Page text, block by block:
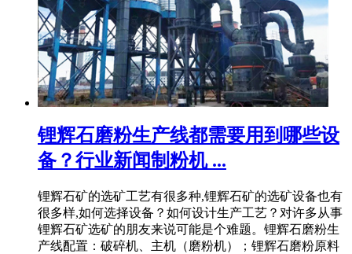
锂辉石磨粉生产线都需要用到哪些设
备？行业新闻制粉机 ...
锂辉石矿的选矿工艺有很多种,锂辉石矿的选矿设备也有
很多样,如何选择设备？如何设计生产工艺？对许多从事
锂辉石矿选矿的朋友来说可能是个难题。锂辉石磨粉生
产线配置：破碎机、主机（磨粉机）；锂辉石磨粉原料